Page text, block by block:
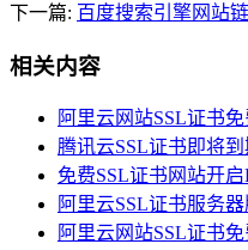
下一篇: 百度搜索引擎网站
相关内容
阿里云网站SSL证书
腾讯云SSL证书即将
免费SSL证书网站开
阿里云SSL证书服务
阿里云网站SSL证书